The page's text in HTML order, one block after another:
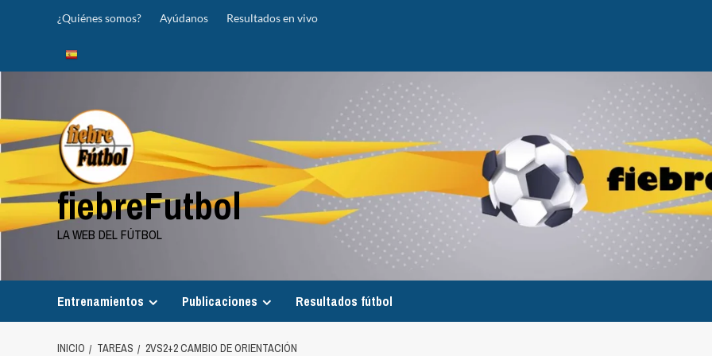
¿Quiénes somos? Ayúdanos Resultados en vivo
fiebreFutbol
LA WEB DEL FÚTBOL
Entrenamientos Publicaciones Resultados fútbol
INICIO TAREAS 2VS2+2 CAMBIO DE ORIENTACIÓN